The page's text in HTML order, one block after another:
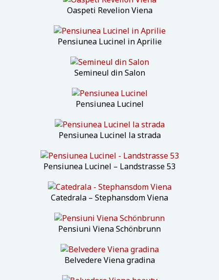
Oaspeti Revelion Viena
Pensiunea Lucinel in Aprilie
Semineul din Salon
Pensiunea Lucinel
Pensiunea Lucinel la strada
Pensiunea Lucinel – Landstrasse 53
Catedrala – Stephansdom Viena
Pensiuni Viena Schönbrunn
Belvedere Viena gradina